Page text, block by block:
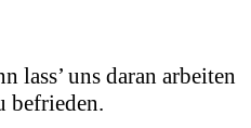
lass’ uns daran arbeiten
befrieden.